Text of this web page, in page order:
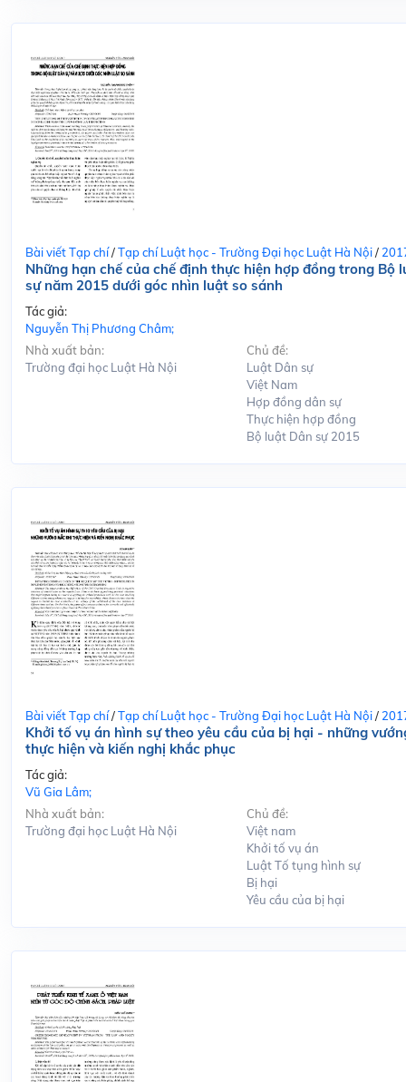
Bài viết Tạp chí/Tạp chí Luật học - Trường Đại học Luật Hà Nội/
Những hạn chế của chế định thực hiện hợp đồng trong Bộ
sự năm 2015 dưới góc nhìn luật so sánh
Tác giả:
Nguyễn Thị Phương Châm;
Nhà xuất bản:
Trường đại học Luật Hà Nội
Chủ đề:
Luật Dân sự
Việt Nam
Hợp đồng dân sự
Thực hiện hợp đồng
Bộ luật Dân sự 2015
Bài viết Tạp chí/Tạp chí Luật học - Trường Đại học Luật Hà Nội/
Khởi tố vụ án hình sự theo yêu cầu của bị hại - những
thực hiện và kiến nghị khắc phục
Tác giả:
Vũ Gia Lâm;
Nhà xuất bản:
Trường đại học Luật Hà Nội
Chủ đề:
Việt nam
Khởi tố vụ án
Luật Tố tụng hình sự
Bị hại
Yêu cầu của bị hại